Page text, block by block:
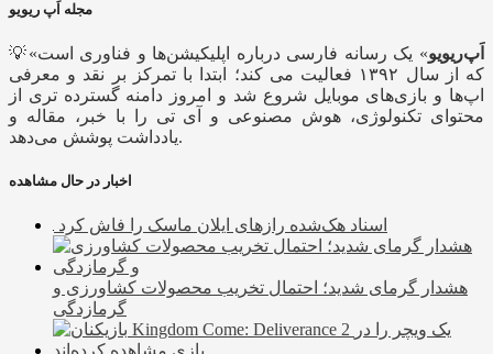
مجله اَپ ریویو
💡« اَپ‌ریویو» یک رسانه فارسی درباره اپلیکیشن‌ها و فناوری است
که از سال ۱۳۹۲ فعالیت می کند؛ ابتدا با تمرکز بر نقد و معرفی
اپ‌ها و بازی‌های موبایل شروع شد و امروز دامنه گسترده تری از
محتوای تکنولوژی، هوش مصنوعی و آی تی را با خبر، مقاله و
یادداشت پوشش می‌دهد.
اخبار در حال مشاهده
اسناد هک‌شده رازهای ایلان ماسک را فاش کرد
هشدار گرمای شدید؛ احتمال تخریب محصولات کشاورزی و
گرمازدگی